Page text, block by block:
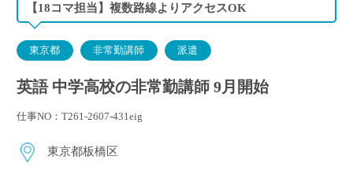
【18コマ担当】複数路線よりアクセスOK
東京都 非常勤講師 派遣
英語 中学高校の非常勤講師 9月開始
仕事NO：T261-2607-431eig
東京都板橋区